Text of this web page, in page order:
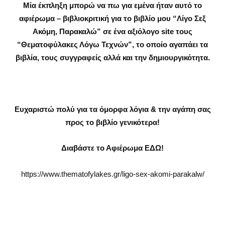
Μία έκπληξη μπορώ να πω για εμένα ήταν αυτό το
αφιέρωμα – βιβλιοκριτική για το βιβλίο μου “Λίγο Σεξ
Ακόμη, Παρακαλώ” σε ένα αξιόλογο site τους
“Θεματοφύλακες Λόγω Τεχνών”, το οποίο αγαπάει τα
βιβλία, τους συγγραφείς αλλά και την δημιουργικότητα.
Ευχαριστώ πολύ για τα όμορφα λόγια & την αγάπη σας
προς το βιβλίο γενικότερα!
Διαβάστε το Αφιέρωμα ΕΔΩ!
https://www.thematofylakes.gr/ligo-sex-akomi-parakalw/